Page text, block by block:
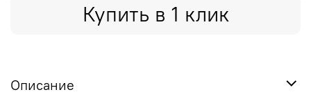
Купить в 1 клик
Описание